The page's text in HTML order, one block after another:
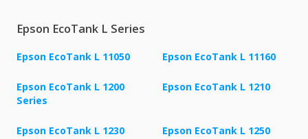
Epson EcoTank L Series
Epson EcoTank L 11050 Epson EcoTank L 11160
Epson EcoTank L 1200
Series
Epson EcoTank L 1210
Epson EcoTank L 1230 Epson EcoTank L 1250